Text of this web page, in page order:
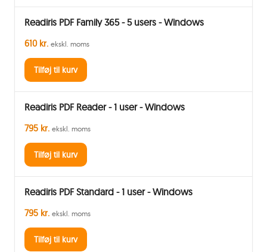
Readiris PDF Family 365 - 5 users - Windows
610 kr. ekskl. moms
Tilføj til kurv
Readiris PDF Reader - 1 user - Windows
795 kr. ekskl. moms
Tilføj til kurv
Readiris PDF Standard - 1 user - Windows
795 kr. ekskl. moms
Tilføj til kurv